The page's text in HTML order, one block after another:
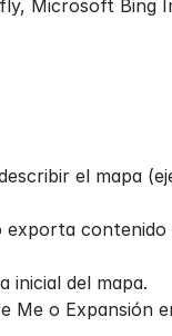
Microsoft Bing
el mapa
exporta
inicial del mapa.
Me o Expansión